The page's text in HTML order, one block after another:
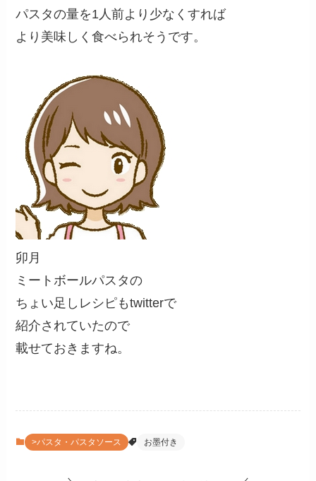
パスタの量を1人前より少なくすれば
より美味しく食べられそうです。
卯月
ミートボールパスタの
ちょい足しレシピもtwitterで
紹介されていたので
載せておきますね。
>パスタ・パスタソース お墨付き